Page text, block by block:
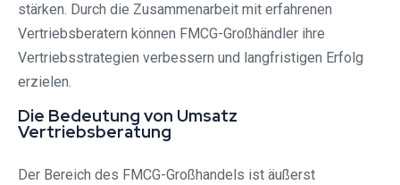
stärken. Durch die Zusammenarbeit mit erfahrenen
Vertriebsberatern können FMCG-Großhändler ihre
Vertriebsstrategien verbessern und langfristigen Erfolg
erzielen.
Die Bedeutung von Umsatz
Vertriebsberatung
Der Bereich des FMCG-Großhandels ist äußerst